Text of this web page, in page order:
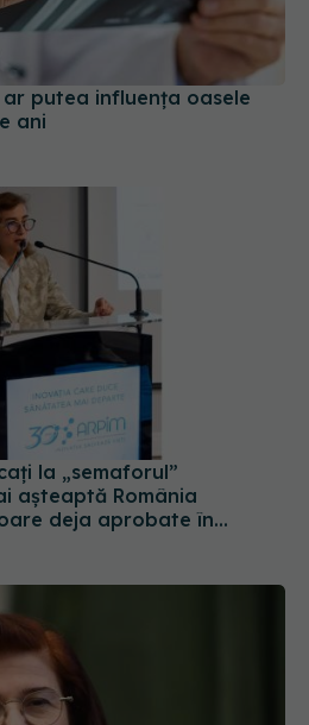
putea influența oasele
ani
la „semaforul”
așteaptă România
deja aprobate în